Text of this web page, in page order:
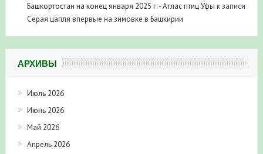
Башкортостан на конец января 2025 г. - Атлас птиц Уфы к записи
Серая цапля впервые на зимовке в Башкирии
АРХИВЫ
Июль 2026
Июнь 2026
Май 2026
Апрель 2026